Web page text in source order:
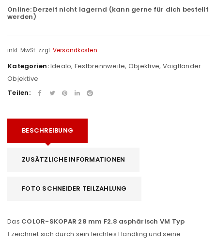
Online: Derzeit nicht lagernd (kann gerne für dich bestellt
werden)
inkl. MwSt. zzgl. Versandkosten
Kategorien:Idealo, Festbrennweite, Objektive, Voigtländer
Objektive
Teilen:
BESCHREIBUNG
ZUSÄTZLICHE INFORMATIONEN
FOTO SCHNEIDER TEILZAHLUNG
Das COLOR-SKOPAR 28 mm F2.8 asphärisch VM Typ
I zeichnet sich durch sein leichtes Handling und seine